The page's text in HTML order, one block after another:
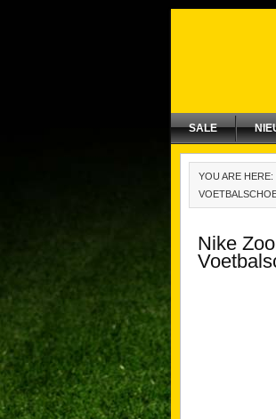
SALE
YOU ARE HERE:
Nike